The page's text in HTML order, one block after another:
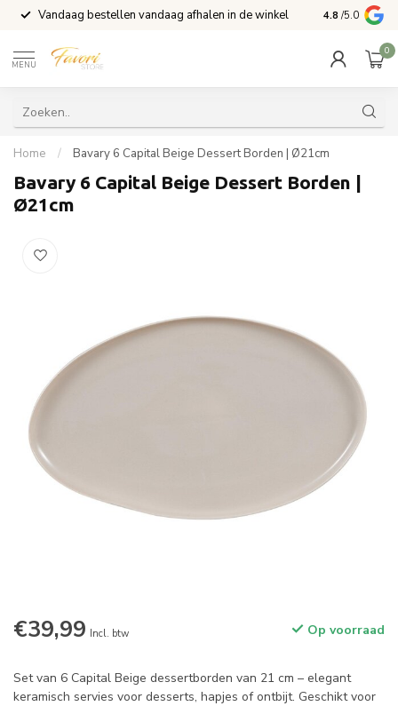
Vandaag bestellen vandaag afhalen in de winkel Voor 15:00
4.8 /5.0
MENU
0
Home / Bavary 6 Capital Beige Dessert Borden | Ø21cm
Bavary 6 Capital Beige Dessert Borden |
Ø21cm
€39,99 Incl. btw Op voorraad
Set van 6 Capital Beige dessertborden van 21 cm – elegant
keramisch servies voor desserts, hapjes of ontbijt. Geschikt voor